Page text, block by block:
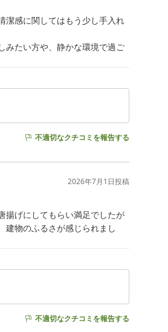
潔感に関してはもう少し手入れ
みたい方や、静かな環境で過ご
不適切なクチコミを報告する
2026年7月1日投稿
揚げにしてもらい満足でしたが
建物のふるさが感じられまし
不適切なクチコミを報告する